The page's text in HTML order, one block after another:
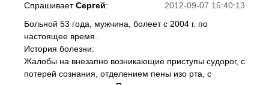
2012-09-07 15:40:13
СпрашиваетСергей:
Больной 53 года, мужчина, болеет с 2004 г. по
настоящее время.
История болезни:
Жалобы на внезапно возникающие приступы судорог, с
потерей сознания, отделением пены изо рта, с